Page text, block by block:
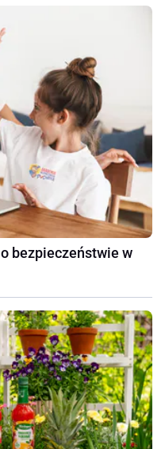
bezpieczeństwie w